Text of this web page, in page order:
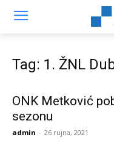
Tag: 1. ŽNL
ONK Metković
sezonu
admin - 26 rujna, 2021